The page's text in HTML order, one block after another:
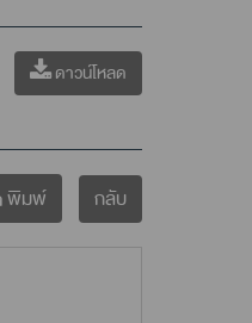
ดาวน์โหลด
พิมพ์ กลับ